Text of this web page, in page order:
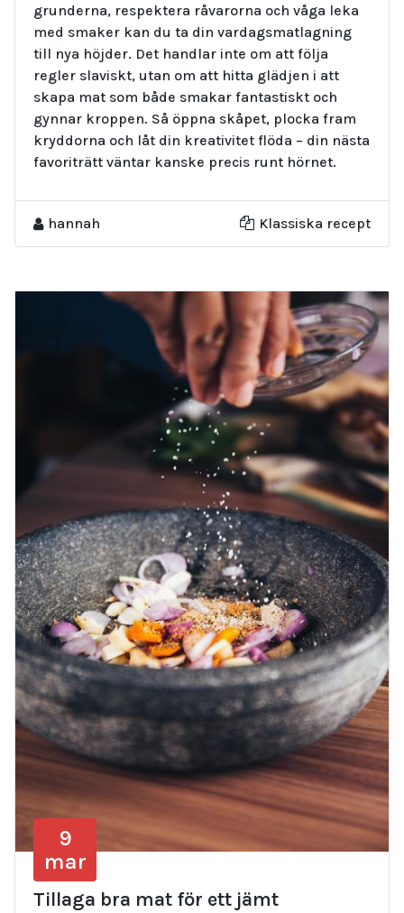
grunderna, respektera råvarorna och våga leka
med smaker kan du ta din vardagsmatlagning
till nya höjder. Det handlar inte om att följa
regler slaviskt, utan om att hitta glädjen i att
skapa mat som både smakar fantastiskt och
gynnar kroppen. Så öppna skåpet, plocka fram
kryddorna och låt din kreativitet flöda – din nästa
favoriträtt väntar kanske precis runt hörnet.
hannah Klassiska recept
9
mar
Tillaga bra mat för ett jämt